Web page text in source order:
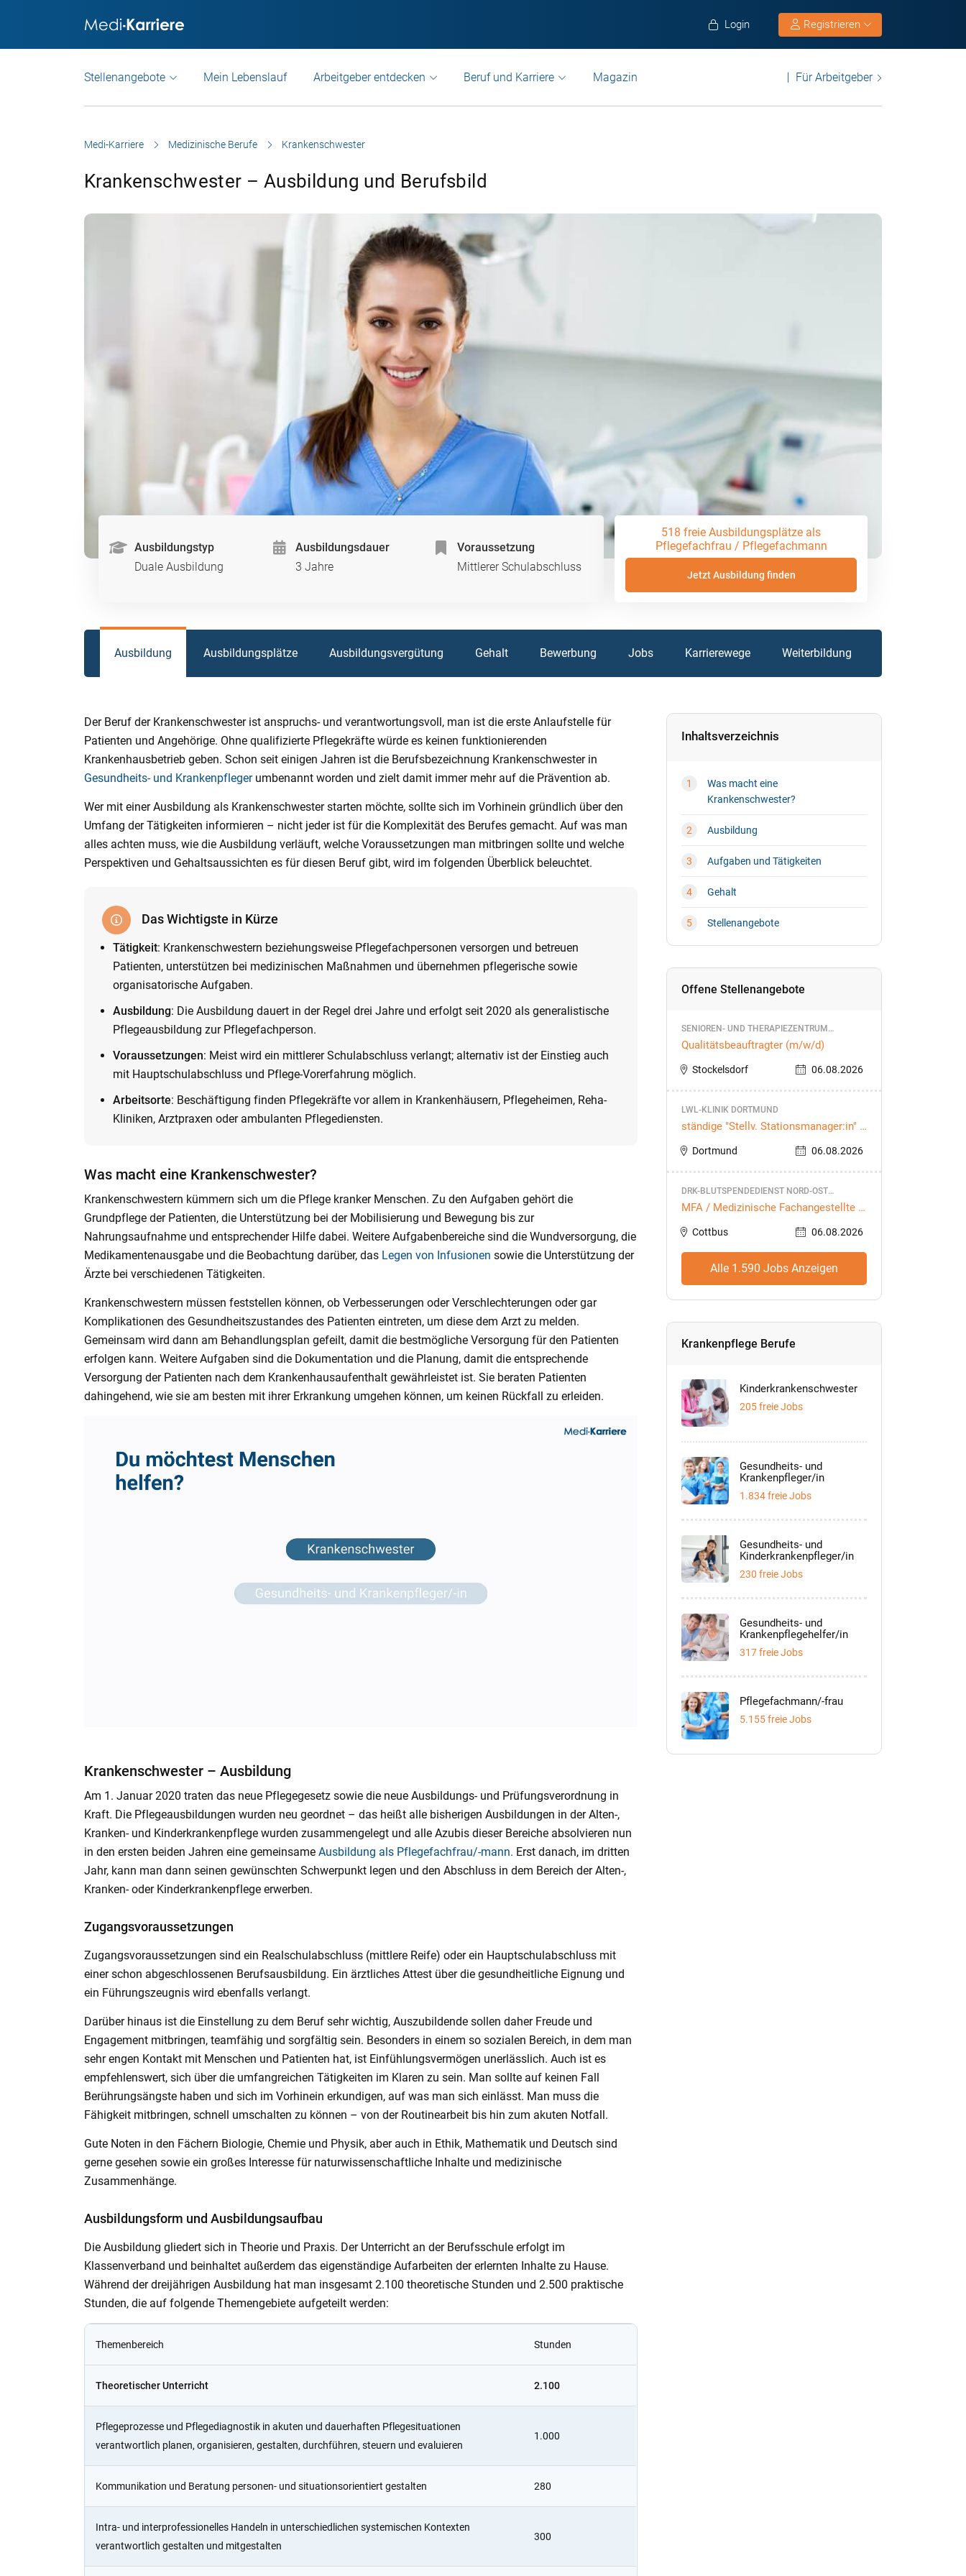
Login Registrieren
Stellenangebote Mein Lebenslauf Arbeitgeber entdecken Beruf und Karriere Magazin Für Arbeitgeber
Medi-Karriere Medizinische Berufe Krankenschwester
Krankenschwester – Ausbildung und Berufsbild
Ausbildungstyp
Duale Ausbildung
Ausbildungsdauer
3 Jahre
Voraussetzung
Mittlerer Schulabschluss
518 freie Ausbildungsplätze als
Pflegefachfrau / Pflegefachmann
Jetzt Ausbildung finden
Ausbildung Ausbildungsplätze Ausbildungsvergütung Gehalt Bewerbung Jobs Karrierewege Weiterbildung
Der Beruf der Krankenschwester ist anspruchs- und verantwortungsvoll, man ist die erste Anlaufstelle für
Patienten und Angehörige. Ohne qualifizierte Pflegekräfte würde es keinen funktionierenden
Krankenhausbetrieb geben. Schon seit einigen Jahren ist die Berufsbezeichnung Krankenschwester in
Gesundheits- und Krankenpflegerumbenannt worden und zielt damit immer mehr auf die Prävention ab.
Wer mit einer Ausbildung als Krankenschwester starten möchte, sollte sich im Vorhinein gründlich über den
Umfang der Tätigkeiten informieren – nicht jeder ist für die Komplexität des Berufes gemacht. Auf was man
alles achten muss, wie die Ausbildung verläuft, welche Voraussetzungen man mitbringen sollte und welche
Perspektiven und Gehaltsaussichten es für diesen Beruf gibt, wird im folgenden Überblick beleuchtet.
Das Wichtigste in Kürze
Tätigkeit: Krankenschwestern beziehungsweise Pflegefachpersonen versorgen und betreuen
Patienten, unterstützen bei medizinischen Maßnahmen und übernehmen pflegerische sowie
organisatorische Aufgaben.
Ausbildung: Die Ausbildung dauert in der Regel drei Jahre und erfolgt seit 2020 als generalistische
Pflegeausbildung zur Pflegefachperson.
Voraussetzungen: Meist wird ein mittlerer Schulabschluss verlangt; alternativ ist der Einstieg auch
mit Hauptschulabschluss und Pflege-Vorerfahrung möglich.
Arbeitsorte: Beschäftigung finden Pflegekräfte vor allem in Krankenhäusern, Pflegeheimen, Reha-
Kliniken, Arztpraxen oder ambulanten Pflegediensten.
Was macht eine Krankenschwester?
Krankenschwestern kümmern sich um die Pflege kranker Menschen. Zu den Aufgaben gehört die
Grundpflege der Patienten, die Unterstützung bei der Mobilisierung und Bewegung bis zur
Nahrungsaufnahme und entsprechender Hilfe dabei. Weitere Aufgabenbereiche sind die Wundversorgung, die
Medikamentenausgabe und die Beobachtung darüber, das Legen von Infusionen sowie die Unterstützung der
Ärzte bei verschiedenen Tätigkeiten.
Krankenschwestern müssen feststellen können, ob Verbesserungen oder Verschlechterungen oder gar
Komplikationen des Gesundheitszustandes des Patienten eintreten, um diese dem Arzt zu melden.
Gemeinsam wird dann am Behandlungsplan gefeilt, damit die bestmögliche Versorgung für den Patienten
erfolgen kann. Weitere Aufgaben sind die Dokumentation und die Planung, damit die entsprechende
Versorgung der Patienten nach dem Krankenhausaufenthalt gewährleistet ist. Sie beraten Patienten
dahingehend, wie sie am besten mit ihrer Erkrankung umgehen können, um keinen Rückfall zu erleiden.
Krankenschwester – Ausbildung
Am 1. Januar 2020 traten das neue Pflegegesetz sowie die neue Ausbildungs- und Prüfungsverordnung in
Kraft. Die Pflegeausbildungen wurden neu geordnet – das heißt alle bisherigen Ausbildungen in der Alten-,
Kranken- und Kinderkrankenpflege wurden zusammengelegt und alle Azubis dieser Bereiche absolvieren nun
in den ersten beiden Jahren eine gemeinsame Ausbildung als Pflegefachfrau/-mann. Erst danach, im dritten
Jahr, kann man dann seinen gewünschten Schwerpunkt legen und den Abschluss in dem Bereich der Alten-,
Kranken- oder Kinderkrankenpflege erwerben.
Zugangsvoraussetzungen
Zugangsvoraussetzungen sind ein Realschulabschluss (mittlere Reife) oder ein Hauptschulabschluss mit
einer schon abgeschlossenen Berufsausbildung. Ein ärztliches Attest über die gesundheitliche Eignung und
ein Führungszeugnis wird ebenfalls verlangt.
Darüber hinaus ist die Einstellung zu dem Beruf sehr wichtig, Auszubildende sollen daher Freude und
Engagement mitbringen, teamfähig und sorgfältig sein. Besonders in einem so sozialen Bereich, in dem man
sehr engen Kontakt mit Menschen und Patienten hat, ist Einfühlungsvermögen unerlässlich. Auch ist es
empfehlenswert, sich über die umfangreichen Tätigkeiten im Klaren zu sein. Man sollte auf keinen Fall
Berührungsängste haben und sich im Vorhinein erkundigen, auf was man sich einlässt. Man muss die
Fähigkeit mitbringen, schnell umschalten zu können – von der Routinearbeit bis hin zum akuten Notfall.
Gute Noten in den Fächern Biologie, Chemie und Physik, aber auch in Ethik, Mathematik und Deutsch sind
gerne gesehen sowie ein großes Interesse für naturwissenschaftliche Inhalte und medizinische
Zusammenhänge.
Ausbildungsform und Ausbildungsaufbau
Die Ausbildung gliedert sich in Theorie und Praxis. Der Unterricht an der Berufsschule erfolgt im
Klassenverband und beinhaltet außerdem das eigenständige Aufarbeiten der erlernten Inhalte zu Hause.
Während der dreijährigen Ausbildung hat man insgesamt 2.100 theoretische Stunden und 2.500 praktische
Stunden, die auf folgende Themengebiete aufgeteilt werden:
Themenbereich Stunden
Theoretischer Unterricht 2.100
Pflegeprozesse und Pflegediagnostik in akuten und dauerhaften Pflegesituationen
verantwortlich planen, organisieren, gestalten, durchführen, steuern und evaluieren
1.000
Kommunikation und Beratung personen- und situationsorientiert gestalten 280
Intra- und interprofessionelles Handeln in unterschiedlichen systemischen Kontexten
verantwortlich gestalten und mitgestalten
300
Inhaltsverzeichnis
Was macht eine
Krankenschwester?
Ausbildung
Aufgaben und Tätigkeiten
Gehalt
Stellenangebote
Offene Stellenangebote
SENIOREN- UND THERAPIEZENTRUM
EICHENHOF / STOCKELSDORF GMBH
Qualitätsbeauftragter (m/w/d)
Stockelsdorf 06.08.2026
LWL-KLINIK DORTMUND
ständige "Stellv. Stationsmanager:in" f
ür die Station B3
Dortmund 06.08.2026
DRK-BLUTSPENDEDIENST NORD-OST
GEMEINNÜTZIGE GMBH
MFA / Medizinische Fachangestellte B
lutspende (m/w/d) Cottbus
Cottbus 06.08.2026
Alle 1.590 Jobs Anzeigen
Krankenpflege Berufe
Kinderkrankenschwester
205 freie Jobs
Gesundheits- und
Krankenpfleger/in
1.834 freie Jobs
Gesundheits- und
Kinderkrankenpfleger/in
230 freie Jobs
Gesundheits- und
Krankenpflegehelfer/in
317 freie Jobs
Pflegefachmann/-frau
5.155 freie Jobs